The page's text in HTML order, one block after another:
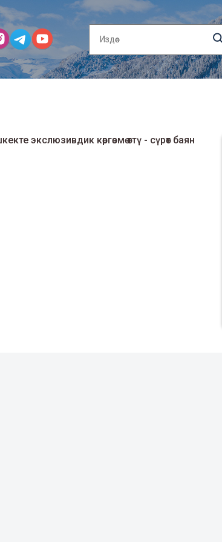
Улуттук кийимдер заманбап стилде. Бишкекте экслюзивдик көргөзмө өттү - сүрөт баян